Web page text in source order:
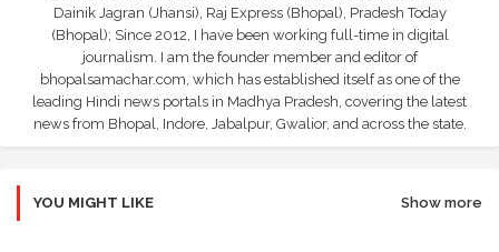
Dainik Jagran (Jhansi), Raj Express (Bhopal), Pradesh Today
(Bhopal); Since 2012, I have been working full-time in digital
journalism. I am the founder member and editor of
bhopalsamachar.com, which has established itself as one of the
leading Hindi news portals in Madhya Pradesh, covering the latest
news from Bhopal, Indore, Jabalpur, Gwalior, and across the state.
YOU MIGHT LIKE Show more